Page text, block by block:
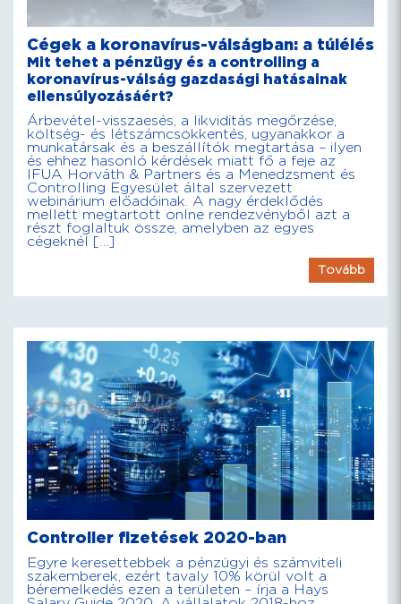
Cégek a koronavírus-válságban: a túlélés
Mit tehet a pénzügy és a controlling a
koronavírus-válság gazdasági hatásainak
ellensúlyozásáért?
Árbevétel-visszaesés, a likviditás megőrzése,
költség- és létszámcsökkentés, ugyanakkor a
munkatársak és a beszállítók megtartása – ilyen
és ehhez hasonló kérdések miatt fő a feje az
IFUA Horváth & Partners és a Menedzsment és
Controlling Egyesület által szervezett
webinárium előadóinak. A nagy érdeklődés
mellett megtartott onlne rendezvényből azt a
részt foglaltuk össze, amelyben az egyes
cégeknél […]
Tovább
Controller fizetések 2020-ban
Egyre keresettebbek a pénzügyi és számviteli
szakemberek, ezért tavaly 10% körül volt a
béremelkedés ezen a területen – írja a Hays